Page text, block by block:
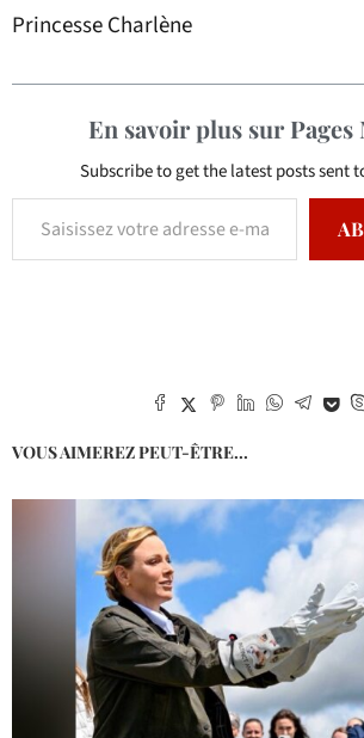
Princesse Charlène
En savoir plus sur Pages
Subscribe to get the latest posts sent
VOUS AIMEREZ PEUT-ÊTRE...